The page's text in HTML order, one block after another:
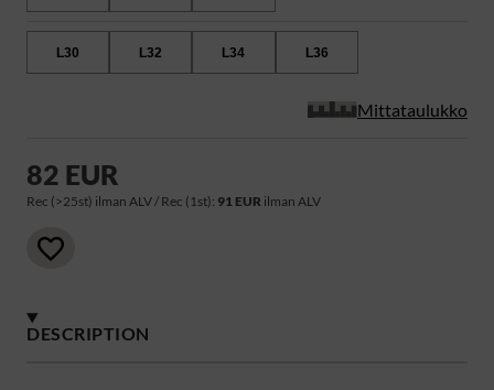
L30 L32 L34 L36
Mittataulukko
82 EUR
Rec (>25st) ilman ALV / Rec (1st): 91 EUR ilman ALV
DESCRIPTION